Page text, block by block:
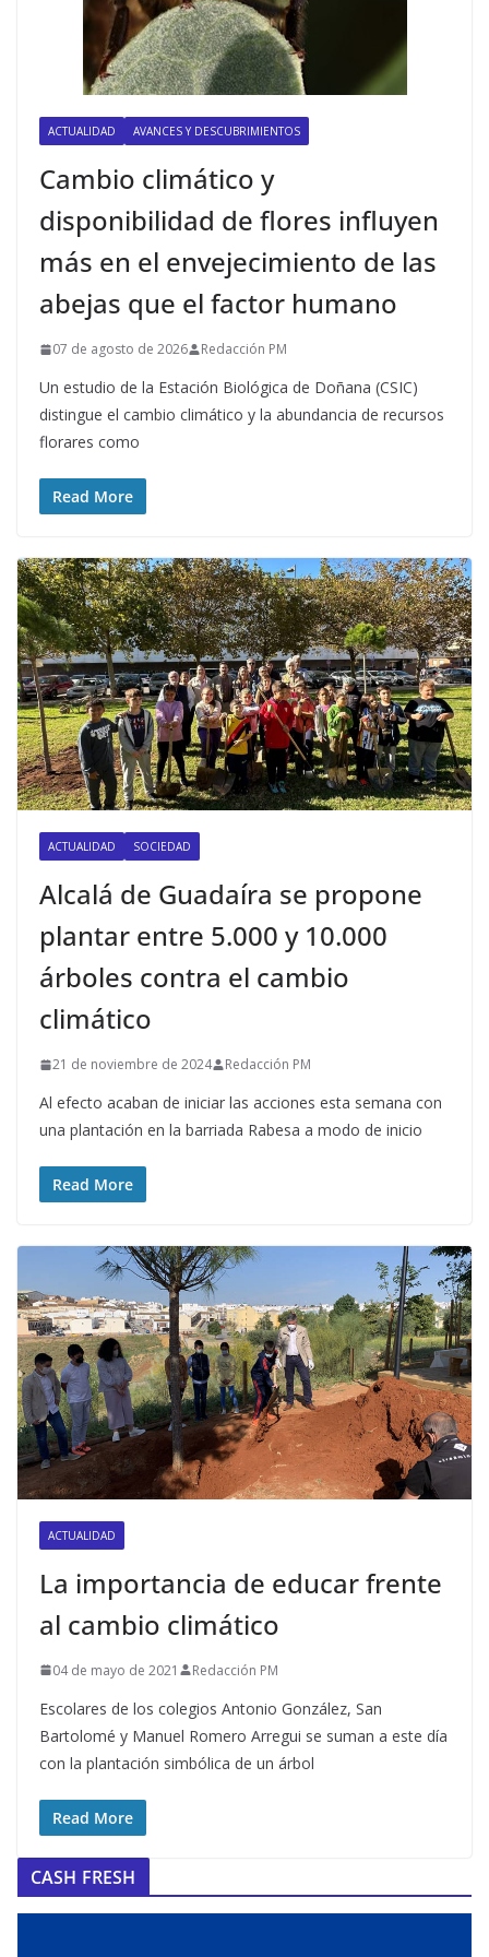
ACTUALIDAD AVANCES Y DESCUBRIMIENTOS
Cambio climático y
disponibilidad de flores influyen
más en el envejecimiento de las
abejas que el factor humano
07 de agosto de 2026 Redacción PM
Un estudio de la Estación Biológica de Doñana (CSIC)
distingue el cambio climático y la abundancia de recursos
florares como
Read More
ACTUALIDAD SOCIEDAD
Alcalá de Guadaíra se propone
plantar entre 5.000 y 10.000
árboles contra el cambio
climático
21 de noviembre de 2024 Redacción PM
Al efecto acaban de iniciar las acciones esta semana con
una plantación en la barriada Rabesa a modo de inicio
Read More
ACTUALIDAD
La importancia de educar frente
al cambio climático
04 de mayo de 2021 Redacción PM
Escolares de los colegios Antonio González, San
Bartolomé y Manuel Romero Arregui se suman a este día
con la plantación simbólica de un árbol
Read More
CASH FRESH